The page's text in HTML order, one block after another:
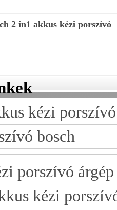
2 in1 akkus kézi porszívó
kézi porszívó
bosch
porszívó árgép
kézi